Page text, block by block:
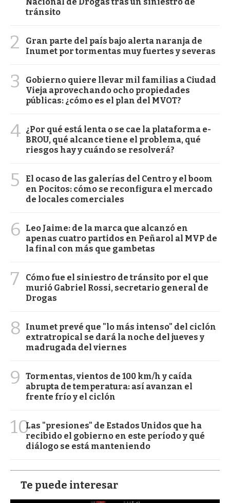
Nacional de Drogas tras un siniestro de
tránsito
2
Gran parte del país bajo alerta naranja de
Inumet por tormentas muy fuertes y severas
3
Gobierno quiere llevar mil familias a Ciudad
Vieja aprovechando ocho propiedades
públicas: ¿cómo es el plan del MVOT?
4 ¿Por qué está lenta o se cae la plataforma e-
BROU, qué alcance tiene el problema, qué
riesgos hay y cuándo se resolverá?
5
El ocaso de las galerías del Centro y el boom
en Pocitos: cómo se reconfigura el mercado
de locales comerciales
6
Leo Jaime: de la marca que alcanzó en
apenas cuatro partidos en Peñarol al MVP de
la final con más que gambetas
7
Cómo fue el siniestro de tránsito por el que
murió Gabriel Rossi, secretario general de
Drogas
8
Inumet prevé que "lo más intenso" del ciclón
extratropical se dará la noche del jueves y
madrugada del viernes
9
Tormentas, vientos de 100 km/h y caída
abrupta de temperatura: así avanzan el
frente frío y el ciclón
10Las "presiones" de Estados Unidos que ha
recibido el gobierno en este período y qué
diálogo se está manteniendo
Te puede interesar